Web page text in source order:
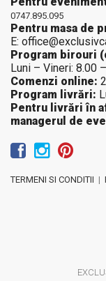
0747.895.095
Pentru masa de
E:
Program birouri
Luni – Vineri: 8.00
Comenzi online:
Program livrări:
Pentru livrări în
managerul de
TERMENI SI CONDITII |